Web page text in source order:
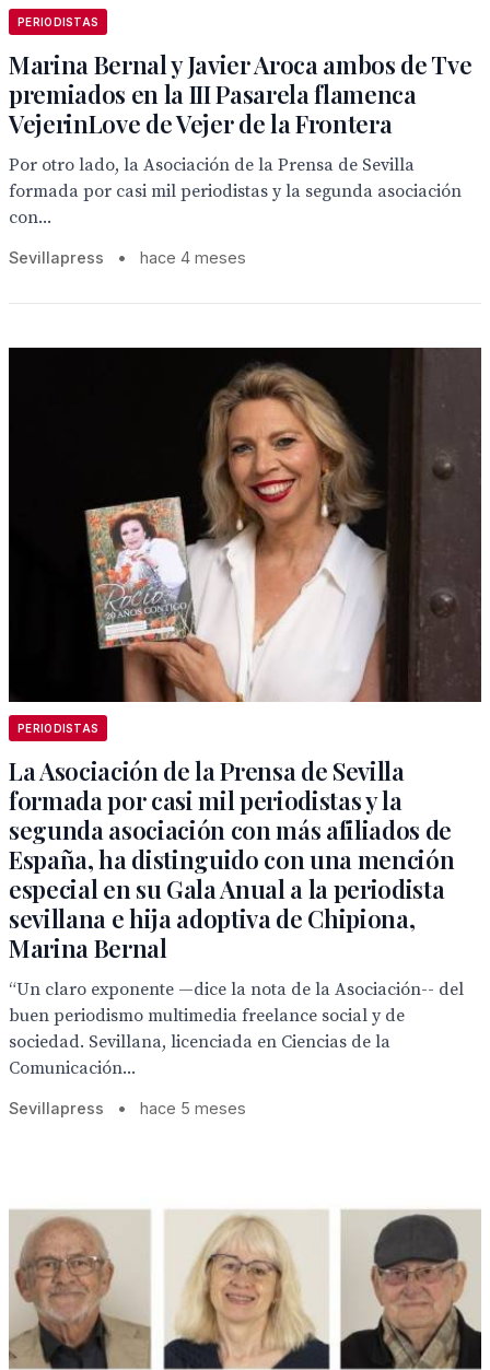
PERIODISTAS
Marina Bernal y Javier Aroca ambos de Tve
premiados en la III Pasarela flamenca
VejerinLove de Vejer de la Frontera
Por otro lado, la Asociación de la Prensa de Sevilla
formada por casi mil periodistas y la segunda asociación
con...
Sevillapress • hace 4 meses
PERIODISTAS
La Asociación de la Prensa de Sevilla
formada por casi mil periodistas y la
segunda asociación con más afiliados de
España, ha distinguido con una mención
especial en su Gala Anual a la periodista
sevillana e hija adoptiva de Chipiona,
Marina Bernal
“Un claro exponente —dice la nota de la Asociación-- del
buen periodismo multimedia freelance social y de
sociedad. Sevillana, licenciada en Ciencias de la
Comunicación...
Sevillapress • hace 5 meses